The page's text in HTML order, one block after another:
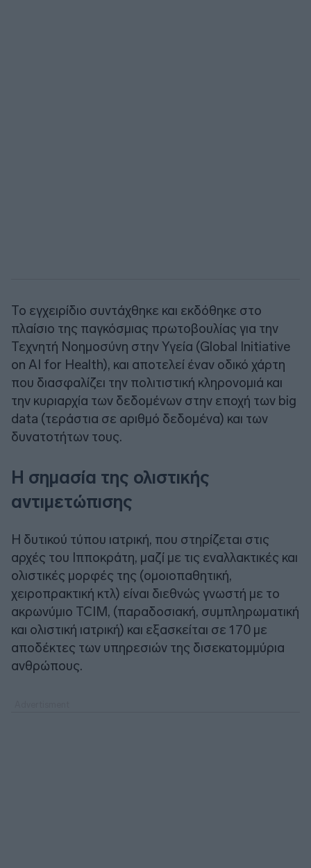
Το εγχειρίδιο συντάχθηκε και εκδόθηκε στο
πλαίσιο της παγκόσμιας πρωτοβουλίας για την
Τεχνητή Νοημοσύνη στην Υγεία (Global Initiative
on AI for Health), και αποτελεί έναν οδικό χάρτη
που διασφαλίζει την πολιτιστική κληρονομιά και
την κυριαρχία των δεδομένων στην εποχή των big
data (τεράστια σε αριθμό δεδομένα) και των
δυνατοτήτων τους.
Η σημασία της ολιστικής
αντιμετώπισης
Η δυτικού τύπου ιατρική, που στηρίζεται στις
αρχές του Ιπποκράτη, μαζί με τις εναλλακτικές και
ολιστικές μορφές της (ομοιοπαθητική,
χειροπρακτική κτλ) είναι διεθνώς γνωστή με το
ακρωνύμιο TCIM, (παραδοσιακή, συμπληρωματική
και ολιστική ιατρική) και εξασκείται σε 170 με
αποδέκτες των υπηρεσιών της δισεκατομμύρια
ανθρώπους.